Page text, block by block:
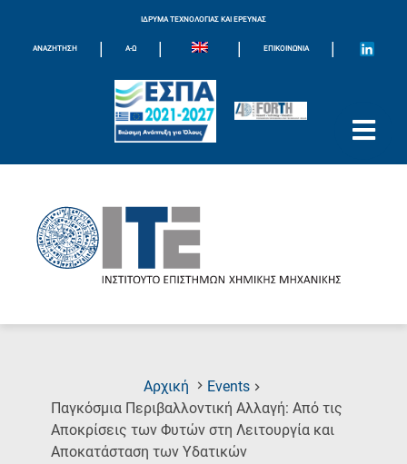
ΙΔΡΥΜΑ ΤΕΧΝΟΛΟΓΙΑΣ ΚΑΙ ΕΡΕΥΝΑΣ
ΑΝΑΖΗΤΗΣΗ | Α-Ω | | ΕΠΙΚΟΙΝΩΝΊΑ |
Αρχική
Events
Παγκόσμια Περιβαλλοντική Αλλαγή: Από τις
Αποκρίσεις των Φυτών στη Λειτουργία και
Αποκατάσταση των Υδατικών